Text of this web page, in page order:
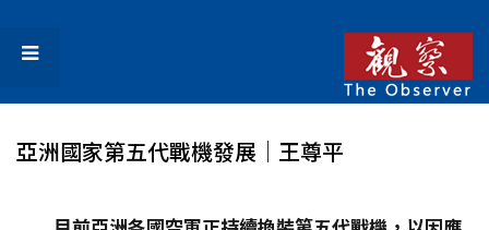
亞洲國家第五代戰機發展│王尊平